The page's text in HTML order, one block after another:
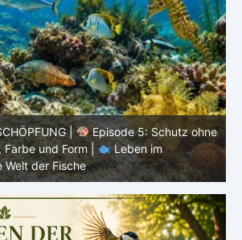
|
Episode 5: Schutz ohne
und Form |
Leben im
Welt der Fische